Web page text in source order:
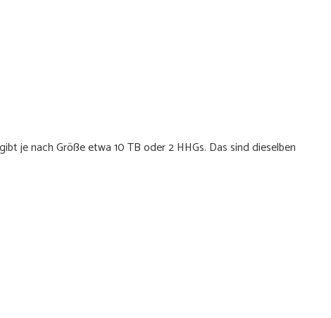
je nach Größe etwa 10 TB oder 2 HHGs. Das sind dieselben